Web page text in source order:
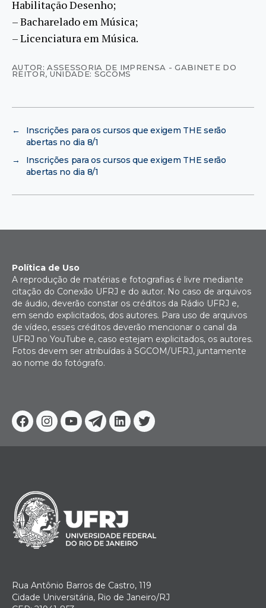
Habilitação Desenho;
– Bacharelado em Música;
– Licenciatura em Música.
AUTOR: ASSESSORIA DE IMPRENSA - GABINETE DO
REITOR, UNIDADE: SGCOMS
←
Inscrições para os cursos que exigem THE serão
abertas no dia 8/1
→
Inscrições para os cursos que exigem THE serão
abertas no dia 8/1
Facebook
Instagram
YoutubeTelegram
Linkedin
Twitter
Política de Uso
A reprodução de matérias e fotografias é livre mediante
citação do Conexão UFRJ e do autor. No caso de arquivos
de áudio, deverão constar os créditos da Rádio UFRJ e,
em sendo explicitados, dos autores. Para uso de arquivos
de vídeo, esses créditos deverão mencionar o canal da
UFRJ no YouTube e, caso estejam explicitados, os autores.
Fotos devem ser atribuídas à SGCOM/UFRJ, juntamente
ao nome do fotógrafo.
Rua Antônio Barros de Castro, 119
Cidade Universitária, Rio de Janeiro/RJ